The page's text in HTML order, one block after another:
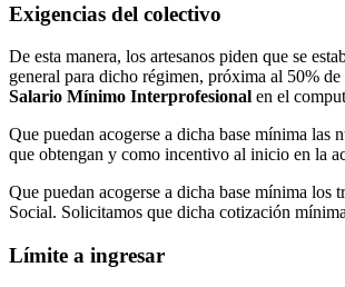
Exigencias del colectivo
De esta manera, los artesanos piden que se
general para dicho régimen, próxima al 50%
Salario Mínimo Interprofesional en el
Que puedan acogerse a dicha base mínima las
que obtengan y como incentivo al inicio en la
Que puedan acogerse a dicha base mínima
Social. Solicitamos que dicha cotización
Límite a ingresar